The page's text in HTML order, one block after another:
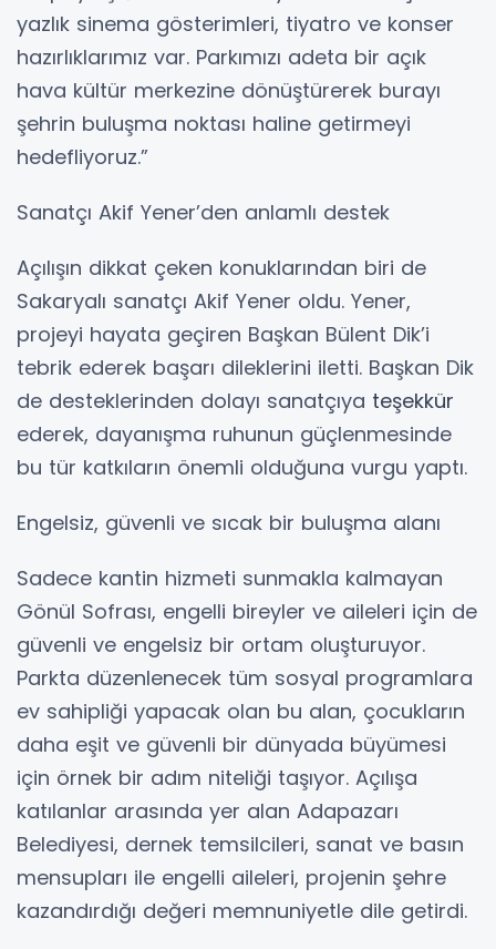
yazlık sinema gösterimleri, tiyatro ve konser
hazırlıklarımız var. Parkımızı adeta bir açık
hava kültür merkezine dönüştürerek burayı
şehrin buluşma noktası haline getirmeyi
hedefliyoruz.”
Sanatçı Akif Yener’den anlamlı destek
Açılışın dikkat çeken konuklarından biri de
Sakaryalı sanatçı Akif Yener oldu. Yener,
projeyi hayata geçiren Başkan Bülent Dik’i
tebrik ederek başarı dileklerini iletti. Başkan Dik
de desteklerinden dolayı sanatçıya teşekkür
ederek, dayanışma ruhunun güçlenmesinde
bu tür katkıların önemli olduğuna vurgu yaptı.
Engelsiz, güvenli ve sıcak bir buluşma alanı
Sadece kantin hizmeti sunmakla kalmayan
Gönül Sofrası, engelli bireyler ve aileleri için de
güvenli ve engelsiz bir ortam oluşturuyor.
Parkta düzenlenecek tüm sosyal programlara
ev sahipliği yapacak olan bu alan, çocukların
daha eşit ve güvenli bir dünyada büyümesi
için örnek bir adım niteliği taşıyor. Açılışa
katılanlar arasında yer alan Adapazarı
Belediyesi, dernek temsilcileri, sanat ve basın
mensupları ile engelli aileleri, projenin şehre
kazandırdığı değeri memnuniyetle dile getirdi.